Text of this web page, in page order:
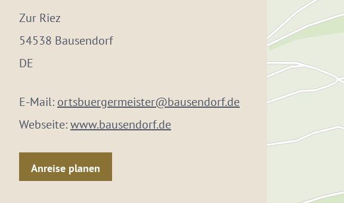
Zur Riez
54538 Bausendorf
DE
E-Mail: ortsbuergermeister@bausendorf.de
Webseite:www.bausendorf.de
Anreise planen